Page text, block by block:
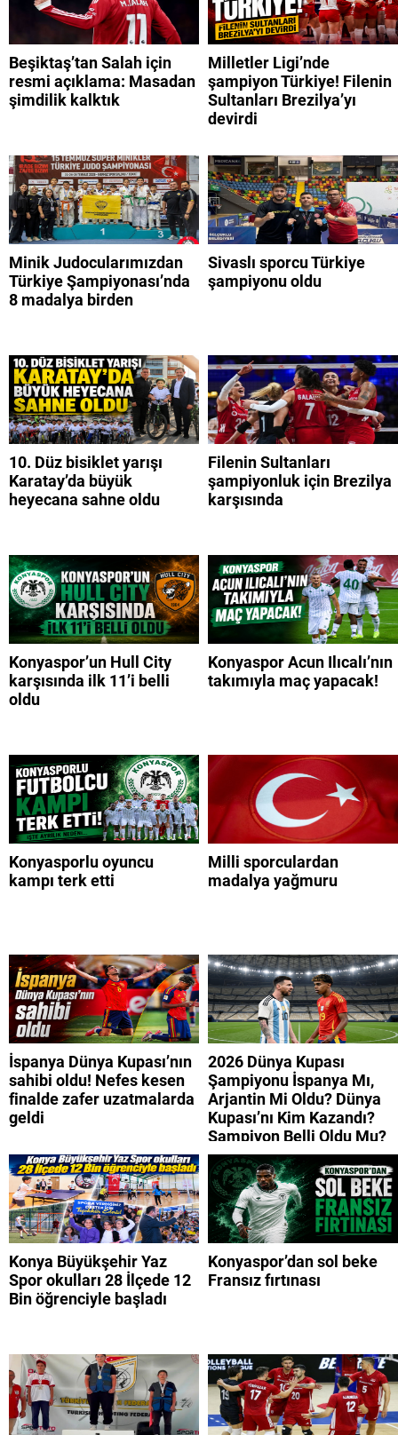
Beşiktaş’tan Salah için
resmi açıklama: Masadan
şimdilik kalktık
Milletler Ligi’nde
şampiyon Türkiye! Filenin
Sultanları Brezilya’yı
devirdi
Minik Judocularımızdan
Türkiye Şampiyonası’nda
8 madalya birden
Sivaslı sporcu Türkiye
şampiyonu oldu
10. Düz bisiklet yarışı
Karatay’da büyük
heyecana sahne oldu
Filenin Sultanları
şampiyonluk için Brezilya
karşısında
Konyaspor’un Hull City
karşısında ilk 11’i belli
oldu
Konyaspor Acun Ilıcalı’nın
takımıyla maç yapacak!
Konyasporlu oyuncu
kampı terk etti
Milli sporculardan
madalya yağmuru
İspanya Dünya Kupası’nın
sahibi oldu! Nefes kesen
finalde zafer uzatmalarda
geldi
2026 Dünya Kupası
Şampiyonu İspanya Mı,
Arjantin Mi Oldu? Dünya
Kupası’nı Kim Kazandı?
Şampiyon Belli Oldu Mu?
Konya Büyükşehir Yaz
Spor okulları 28 İlçede 12
Bin öğrenciyle başladı
Konyaspor’dan sol beke
Fransız fırtınası